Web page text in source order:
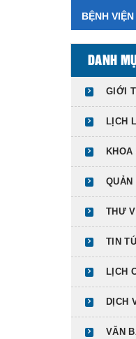
BỆNH
DANH
GIỚI
LỊCH
KHOA
QUẢN
THƯ
TIN
LỊCH
DỊCH
VĂN